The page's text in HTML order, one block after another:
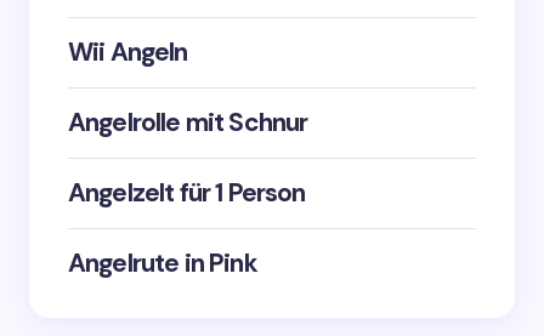
Wii Angeln
Angelrolle mit Schnur
Angelzelt für 1 Person
Angelrute in Pink